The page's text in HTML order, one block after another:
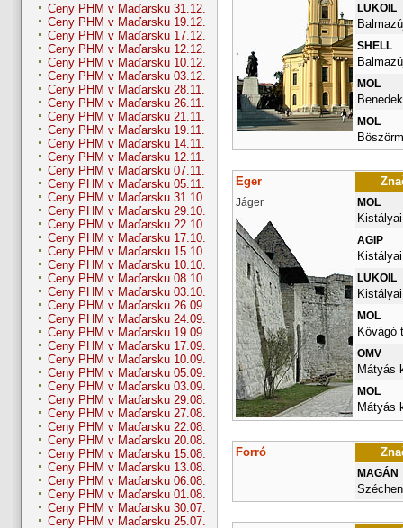
Ceny PHM v Maďarsku 31.12.
Ceny PHM v Maďarsku 19.12.
Ceny PHM v Maďarsku 17.12.
Ceny PHM v Maďarsku 12.12.
Ceny PHM v Maďarsku 10.12.
Ceny PHM v Maďarsku 03.12.
Ceny PHM v Maďarsku 28.11.
Ceny PHM v Maďarsku 26.11.
Ceny PHM v Maďarsku 21.11.
Ceny PHM v Maďarsku 19.11.
Ceny PHM v Maďarsku 14.11.
Ceny PHM v Maďarsku 12.11.
Ceny PHM v Maďarsku 07.11.
Ceny PHM v Maďarsku 05.11.
Ceny PHM v Maďarsku 31.10.
Ceny PHM v Maďarsku 29.10.
Ceny PHM v Maďarsku 22.10.
Ceny PHM v Maďarsku 17.10.
Ceny PHM v Maďarsku 15.10.
Ceny PHM v Maďarsku 10.10.
Ceny PHM v Maďarsku 08.10.
Ceny PHM v Maďarsku 03.10.
Ceny PHM v Maďarsku 26.09.
Ceny PHM v Maďarsku 24.09.
Ceny PHM v Maďarsku 19.09.
Ceny PHM v Maďarsku 17.09.
Ceny PHM v Maďarsku 10.09.
Ceny PHM v Maďarsku 05.09.
Ceny PHM v Maďarsku 03.09.
Ceny PHM v Maďarsku 29.08.
Ceny PHM v Maďarsku 27.08.
Ceny PHM v Maďarsku 22.08.
Ceny PHM v Maďarsku 20.08.
Ceny PHM v Maďarsku 15.08.
Ceny PHM v Maďarsku 13.08.
Ceny PHM v Maďarsku 06.08.
Ceny PHM v Maďarsku 01.08.
Ceny PHM v Maďarsku 30.07.
Ceny PHM v Maďarsku 25.07.
LUKOIL
SHELL
MOL
MOL
Eger
Jáger MOL
AGIP
LUKOIL
MOL
Kővágó
OMV
Mátyás
MOL
Mátyás
Forró
MAGÁN